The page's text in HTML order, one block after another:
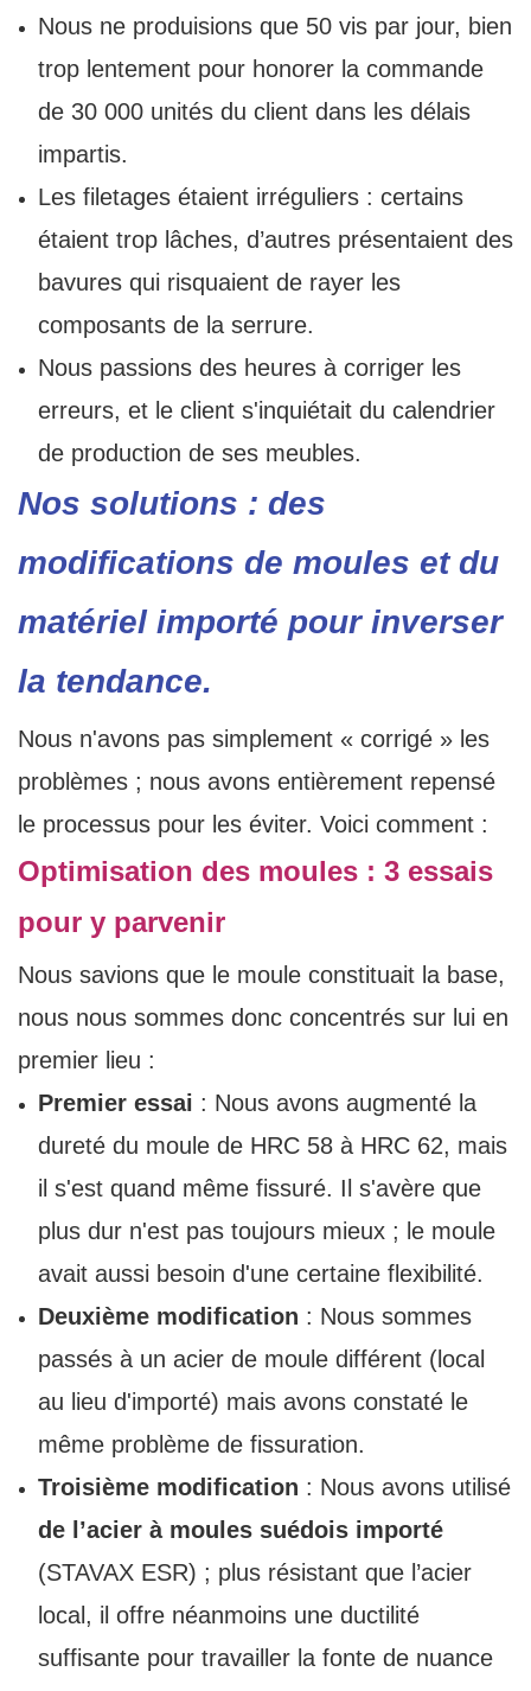
Nous ne produisions que 50 vis par jour, bien
trop lentement pour honorer la commande
de 30 000 unités du client dans les délais
impartis.
Les filetages étaient irréguliers : certains
étaient trop lâches, d’autres présentaient des
bavures qui risquaient de rayer les
composants de la serrure.
Nous passions des heures à corriger les
erreurs, et le client s'inquiétait du calendrier
de production de ses meubles.
Nos solutions : des
modifications de moules et du
matériel importé pour inverser
la tendance.
Nous n'avons pas simplement « corrigé » les
problèmes ; nous avons entièrement repensé
le processus pour les éviter. Voici comment :
Optimisation des moules : 3 essais
pour y parvenir
Nous savions que le moule constituait la base,
nous nous sommes donc concentrés sur lui en
premier lieu :
Premier essai : Nous avons augmenté la
dureté du moule de HRC 58 à HRC 62, mais
il s'est quand même fissuré. Il s'avère que
plus dur n'est pas toujours mieux ; le moule
avait aussi besoin d'une certaine flexibilité.
Deuxième modification : Nous sommes
passés à un acier de moule différent (local
au lieu d'importé) mais avons constaté le
même problème de fissuration.
Troisième modification : Nous avons utilisé
de l’acier à moules suédois importé
(STAVAX ESR) ; plus résistant que l’acier
local, il offre néanmoins une ductilité
suffisante pour travailler la fonte de nuance